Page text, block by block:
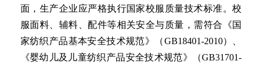
面，生产企业应严格执行国家校服质量技术标准。校
服面料、辅料、配件等相关安全与质量，需符合《国
家纺织产品基本安全技术规范》（GB18401-2010）、
《婴幼儿及儿童纺织产品安全技术规范》（GB31701-